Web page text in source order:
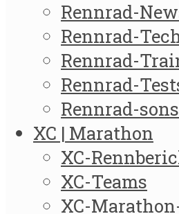
Rennrad-
Rennrad-
Rennrad-
Rennrad-
Rennrad-
XC | Marathon
XC-
XC-Teams
XC-